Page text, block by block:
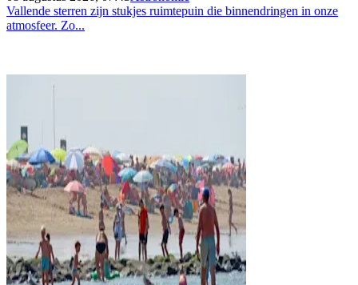
Vallende sterren zijn stukjes ruimtepuin die binnendringen in onze
atmosfeer. Zo...